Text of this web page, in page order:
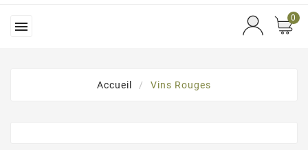

0
Accueil Vins Rouges